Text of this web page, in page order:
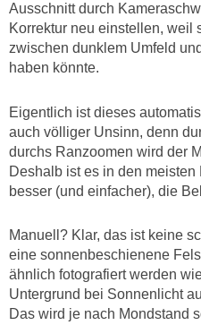
Ausschnitt durch
Korrektur neu einstellen, weil
zwischen dunklem Umfeld
haben könnte.
Eigentlich ist dieses
auch völliger Unsinn, denn
durchs Ranzoomen wird der
Deshalb ist es in den
besser (und einfacher), die
Manuell? Klar, das ist keine
eine sonnenbeschienene
ähnlich fotografiert werden
Untergrund bei Sonnenlicht
Das wird je nach Mondstand